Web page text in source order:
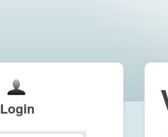
Login